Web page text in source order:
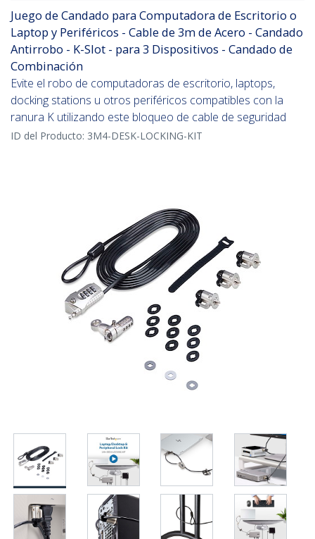
Juego de Candado para Computadora de Escritorio o
Laptop y Periféricos - Cable de 3m de Acero - Candado
Antirrobo - K-Slot - para 3 Dispositivos - Candado de
Combinación
Evite el robo de computadoras de escritorio, laptops,
docking stations u otros periféricos compatibles con la
ranura K utilizando este bloqueo de cable de seguridad
ID del Producto: 3M4-DESK-LOCKING-KIT